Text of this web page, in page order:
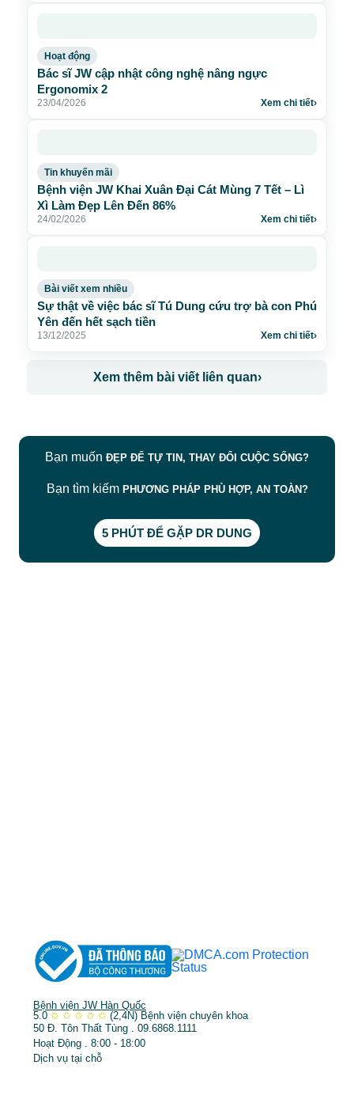
Hoạt động
Bác sĩ JW cập nhật công nghệ nâng ngực
Ergonomix 2
23/04/2026 Xem chi tiết›
Tin khuyến mãi
Bệnh viện JW Khai Xuân Đại Cát Mùng 7 Tết – Lì
Xì Làm Đẹp Lên Đến 86%
24/02/2026 Xem chi tiết›
Bài viết xem nhiều
Sự thật về việc bác sĩ Tú Dung cứu trợ bà con Phú
Yên đến hết sạch tiền
13/12/2025 Xem chi tiết›
Xem thêm bài viết liên quan›
Bạn muốn ĐẸP ĐỂ TỰ TIN, THAY ĐỔI CUỘC SỐNG?
Bạn tìm kiếm PHƯƠNG PHÁP PHÙ HỢP, AN TOÀN?
5 PHÚT ĐỂ GẶP DR DUNG
Bệnh viện JW Hàn Quốc
5.0 ✩ ✩ ✩ ✩ ✩ (2,4N) Bệnh viện chuyên khoa
50 Đ. Tôn Thất Tùng . 09.6868.1111
Hoạt Động . 8:00 - 18:00
Dịch vụ tại chỗ